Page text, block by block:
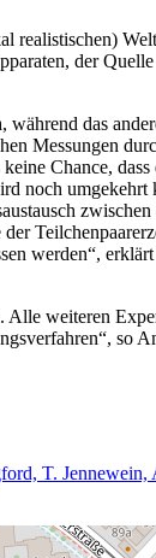
realistischen)
der
das
Messungen
Chance, dass
noch
werden“,
Alle weiteren
so
T.